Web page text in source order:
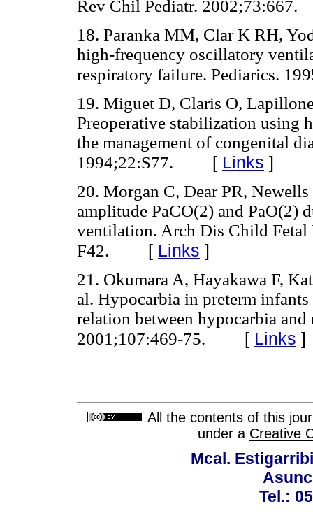
Rev Chil Pediatr. 2002;73:667.
18. Paranka MM, Clar K RH,
high-frequency oscillatory
respiratory failure. Pediarics.
19. Miguet D, Claris O,
Preoperative stabilization using
the management of congenital
1994;22:S77. [ Links ]
20. Morgan C, Dear PR,
amplitude PaCO(2) and PaO(2)
ventilation. Arch Dis Child Fetal
F42. [ Links ]
21. Okumara A, Hayakawa F,
al. Hypocarbia in preterm
relation between hypocarbia
2001;107:469-75. [ Links ]
All the contents of this
under a Creative
Mcal.
Tel.: